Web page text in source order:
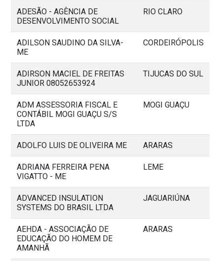
ADESÃO - AGÊNCIA DE
DESENVOLVIMENTO SOCIAL
RIO CLARO
ADILSON SAUDINO DA SILVA-
ME
CORDEIRÓPOLIS
ADIRSON MACIEL DE FREITAS
JUNIOR 08052653924
TIJUCAS DO SUL
ADM ASSESSORIA FISCAL E
CONTÁBIL MOGI GUAÇU S/S
LTDA
MOGI GUAÇU
ADOLFO LUIS DE OLIVEIRA ME ARARAS
ADRIANA FERREIRA PENA
VIGATTO - ME
LEME
ADVANCED INSULATION
SYSTEMS DO BRASIL LTDA
JAGUARIÚNA
AEHDA - ASSOCIAÇÃO DE
EDUCAÇÃO DO HOMEM DE
AMANHÃ
ARARAS